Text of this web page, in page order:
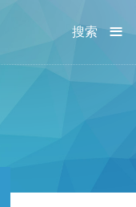
≡
搜索